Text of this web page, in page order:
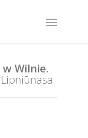
Wilnie.